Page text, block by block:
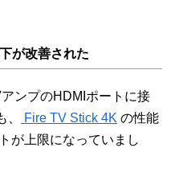
が改善された
アンプのHDMIポートに接
Fire TV Stick 4K の性能
が上限になっていまし